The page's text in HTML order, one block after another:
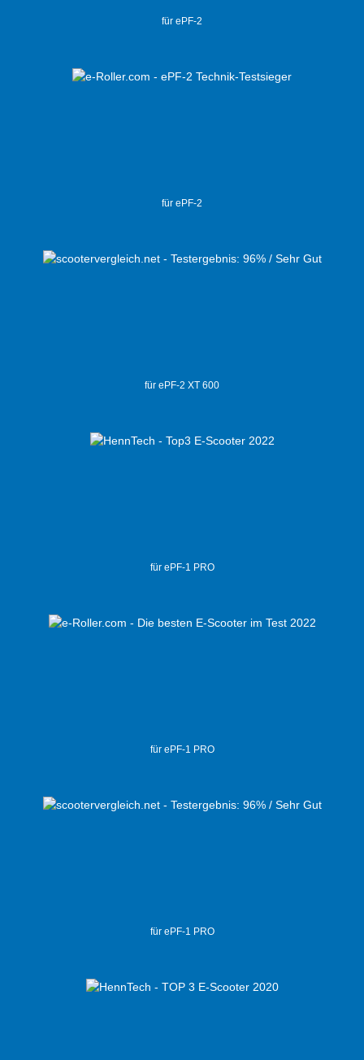
für ePF-2
für ePF-2
für ePF-2 XT 600
für ePF-1 PRO
für ePF-1 PRO
für ePF-1 PRO